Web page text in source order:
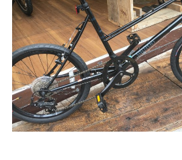
法人様
法人様向け割引
その他
お問い合わせ